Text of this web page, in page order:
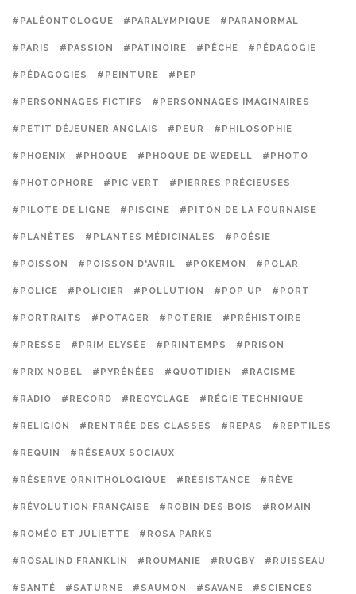
#PALÉONTOLOGUE #PARALYMPIQUE #PARANORMAL
#PARIS #PASSION #PATINOIRE #PÊCHE #PÉDAGOGIE
#PÉDAGOGIES #PEINTURE #PEP
#PERSONNAGES FICTIFS #PERSONNAGES IMAGINAIRES
#PETIT DÉJEUNER ANGLAIS #PEUR #PHILOSOPHIE
#PHOENIX #PHOQUE #PHOQUE DE WEDELL #PHOTO
#PHOTOPHORE #PIC VERT #PIERRES PRÉCIEUSES
#PILOTE DE LIGNE #PISCINE #PITON DE LA FOURNAISE
#PLANÈTES #PLANTES MÉDICINALES #POÉSIE
#POISSON #POISSON D'AVRIL #POKEMON #POLAR
#POLICE #POLICIER #POLLUTION #POP UP #PORT
#PORTRAITS #POTAGER #POTERIE #PRÉHISTOIRE
#PRESSE #PRIM ELYSÉE #PRINTEMPS #PRISON
#PRIX NOBEL #PYRÉNÉES #QUOTIDIEN #RACISME
#RADIO #RECORD #RECYCLAGE #RÉGIE TECHNIQUE
#RELIGION #RENTRÉE DES CLASSES #REPAS #REPTILES
#REQUIN #RÉSEAUX SOCIAUX
#RÉSERVE ORNITHOLOGIQUE #RÉSISTANCE #RÊVE
#RÉVOLUTION FRANÇAISE #ROBIN DES BOIS #ROMAIN
#ROMÉO ET JULIETTE #ROSA PARKS
#ROSALIND FRANKLIN #ROUMANIE #RUGBY #RUISSEAU
#SANTÉ #SATURNE #SAUMON #SAVANE #SCIENCES